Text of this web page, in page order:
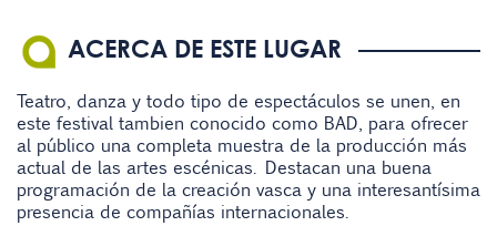
ACERCA DE ESTE LUGAR
Teatro, danza y todo tipo de espectáculos se unen, en
este festival tambien conocido como BAD, para ofrecer
al público una completa muestra de la producción más
actual de las artes escénicas. Destacan una buena
programación de la creación vasca y una interesantísima
presencia de compañías internacionales.